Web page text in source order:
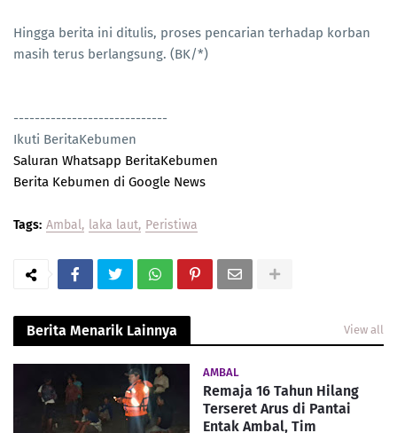
Hingga berita ini ditulis, proses pencarian terhadap korban
masih terus berlangsung. (BK/*)
-----------------------------
Ikuti BeritaKebumen
Saluran Whatsapp BeritaKebumen
Berita Kebumen di Google News
Tags: Ambal laka laut Peristiwa
Berita Menarik Lainnya View all
AMBAL
Remaja 16 Tahun Hilang
Terseret Arus di Pantai
Entak Ambal, Tim